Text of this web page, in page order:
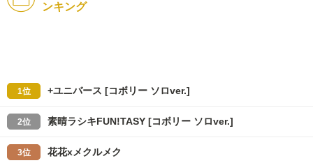
ンキング
1位 +ユニバース [コボリー ソロver.]
2位 素晴ラシキFUN!TASY [コボリー ソロver.]
3位 花花xメクルメク